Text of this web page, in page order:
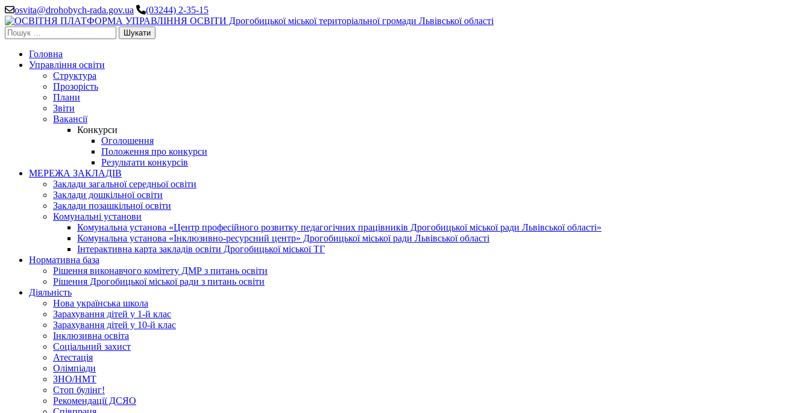
Перейти
до
вмісту
(натисніть
Enter)
osvita@drohobych-rada.gov.ua (03244) 2-35-15
Пошук:
Головна
Управління освіти
Структура
Прозорість
Плани
Звіти
Вакансії
Конкурси
Оголошення
Положення про конкурси
Результати конкурсів
МЕРЕЖА ЗАКЛАДІВ
Заклади загальної середньої освіти
Заклади дошкільної освіти
Заклади позашкільної освіти
Комунальні установи
Комунальна установа «Центр професійного розвитку педагогічних працівників Дрогобицької міської ради Львівської області»
Комунальна установа «Інклюзивно-ресурсний центр» Дрогобицької міської ради Львівської області
Інтерактивна карта закладів освіти Дрогобицької міської ТГ
Нормативна база
Рішення виконавчого комітету ДМР з питань освіти
Рішення Дрогобицької міської ради з питань освіти
Діяльність
Нова українська школа
Зарахування дітей у 1-й клас
Зарахування дітей у 10-й клас
Інклюзивна освіта
Соціальний захист
Атестація
Олімпіади
ЗНО/НМТ
Стоп булінг!
Рекомендації ДСЯО